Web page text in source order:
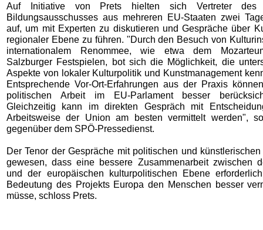
Auf Initiative von Prets hielten sich Vertreter des
Bildungsausschusses aus mehreren EU-Staaten zwei
auf, um mit Experten zu diskutieren und Gespräche über
regionaler Ebene zu führen. "Durch den Besuch von
internationalem Renommee, wie etwa dem
Salzburger Festspielen, bot sich die Möglichkeit, die
Aspekte von lokaler Kulturpolitik und Kunstmanagement
Entsprechende Vor-Ort-Erfahrungen aus der Praxis
politischen Arbeit im EU-Parlament besser
Gleichzeitig kann im direkten Gespräch mit
Arbeitsweise der Union am besten vermittelt werden",
gegenüber dem SPÖ-Pressedienst.
Der Tenor der Gespräche mit politischen und
gewesen, dass eine bessere Zusammenarbeit zwischen
und der europäischen kulturpolitischen Ebene
Bedeutung des Projekts Europa den Menschen besser
müsse, schloss Prets.